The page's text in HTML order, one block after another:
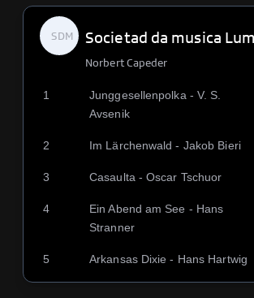
SDM Societad da musica
Norbert Capeder
1
Junggesellenpolka - V. S.
Avsenik
2 Im Lärchenwald - Jakob Bieri
3 Casaulta - Oscar Tschuor
4
Ein Abend am See - Hans
Stranner
5 Arkansas Dixie - Hans Hartwig